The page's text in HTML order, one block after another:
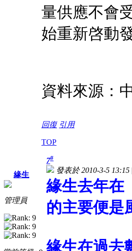
量供應不會
始重新啓動
資料來源：
回復 引用
TOP
緣生
管理員
7#
發表於 2010-3-5 13:15
緣生去年在
的主要便是
緣生在過去